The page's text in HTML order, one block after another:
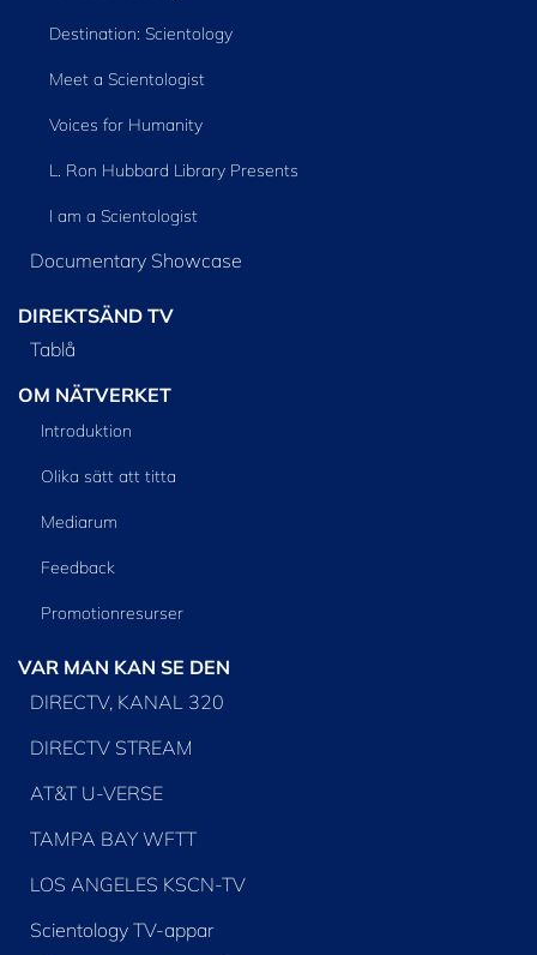
Destination: Scientology
Meet a Scientologist
Voices for Humanity
L. Ron Hubbard Library Presents
I am a Scientologist
Documentary Showcase
DIREKTSÄND TV
Tablå
OM NÄTVERKET
Introduktion
Olika sätt att titta
Mediarum
Feedback
Promotionresurser
VAR MAN KAN SE DEN
DIRECTV, KANAL 320
DIRECTV STREAM
AT&T U-VERSE
TAMPA BAY WFTT
LOS ANGELES KSCN-TV
Scientology TV-appar